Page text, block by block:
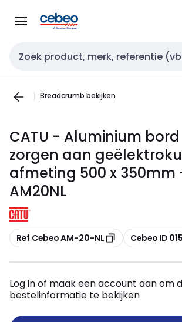
naar
naar
Zoekveld invoer
Breadcrumb bekijken
CATU - Aluminium bord
zorgen aan
afmeting 500 x 350mm
AM20NL
Kopiëren
Ref Cebeo AM-20-NL Kopiëren
Cebeo ID
Log in of maak een account aan om
bestelinformatie te bekijken